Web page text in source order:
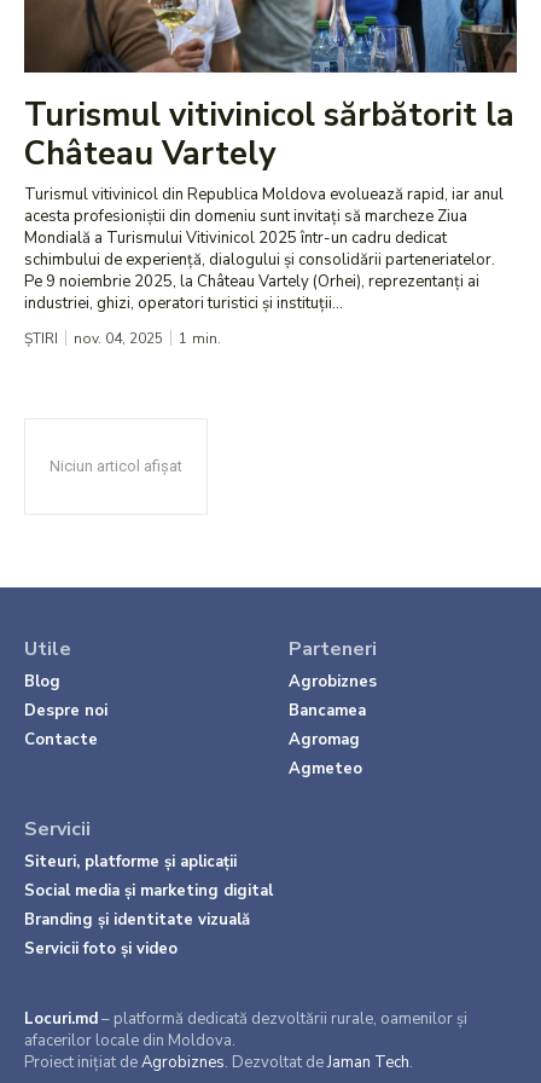
Turismul vitivinicol sărbătorit la
Château Vartely
Turismul vitivinicol din Republica Moldova evoluează rapid, iar anul
acesta profesioniștii din domeniu sunt invitați să marcheze Ziua
Mondială a Turismului Vitivinicol 2025 într-un cadru dedicat
schimbului de experiență, dialogului și consolidării parteneriatelor.
Pe 9 noiembrie 2025, la Château Vartely (Orhei), reprezentanți ai
industriei, ghizi, operatori turistici și instituții...
ȘTIRI nov. 04, 2025 1 min.
Niciun articol afișat
Utile
Blog
Despre noi
Contacte
Parteneri
Agrobiznes
Bancamea
Agromag
Agmeteo
Servicii
Siteuri, platforme și aplicații
Social media și marketing digital
Branding și identitate vizuală
Servicii foto și video
Locuri.md– platformă dedicată dezvoltării rurale, oamenilor și
afacerilor locale din Moldova.
Proiect inițiat deAgrobiznes. Dezvoltat deJaman Tech.